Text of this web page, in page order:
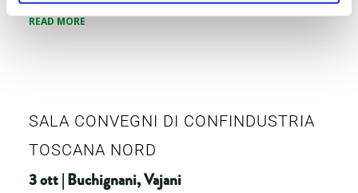
READ MORE
SALA CONVEGNI DI CONFINDUSTRIA
TOSCANA NORD
3 ott | Buchignani, Vajani